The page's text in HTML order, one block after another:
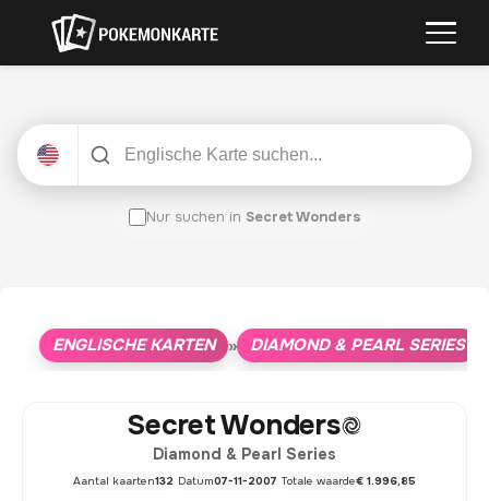
Nur suchen in Secret Wonders
ENGLISCHE KARTEN » DIAMOND & PEARL SERIES
Secret Wonders
Diamond & Pearl Series
Aantal kaarten132 Datum07-11-2007 Totale waarde€ 1.996,85